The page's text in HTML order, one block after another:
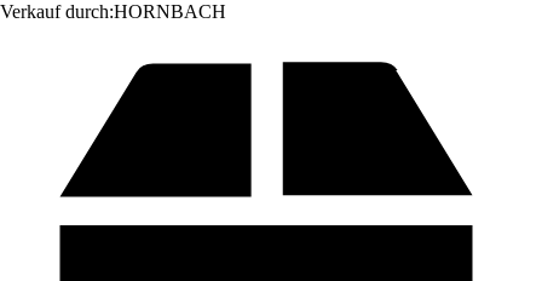
Verkauf durch:HORNBACH